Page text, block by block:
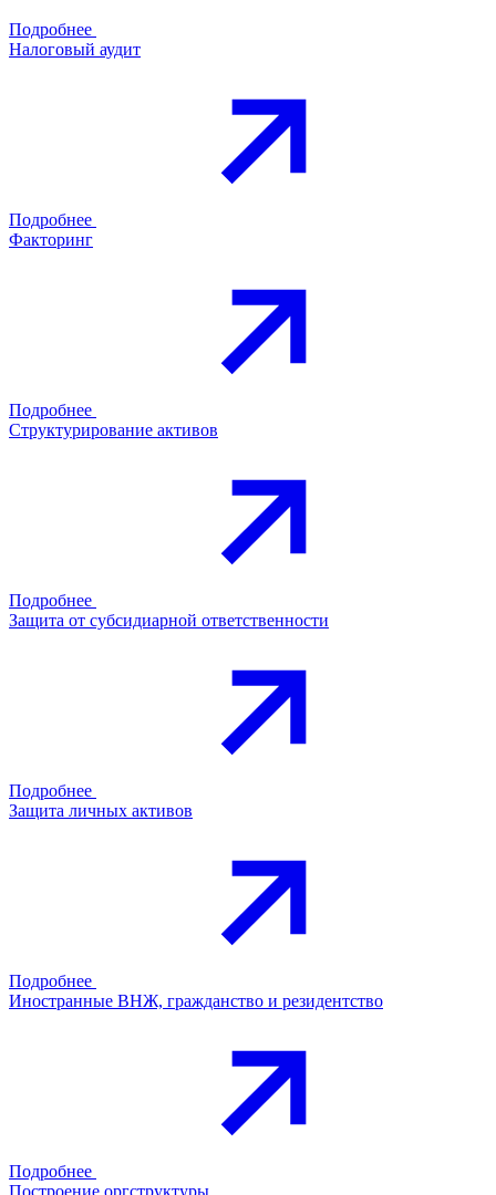
Подробнее
Налоговый аудит
Подробнее
Факторинг
Подробнее
Структурирование активов
Подробнее
Защита от субсидиарной ответственности
Подробнее
Защита личных активов
Подробнее
Иностранные ВНЖ, гражданство и резидентство
Подробнее
Построение оргструктуры